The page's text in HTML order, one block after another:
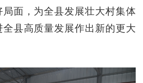
面，为全县发展壮大村集体
县高质量发展作出新的更大